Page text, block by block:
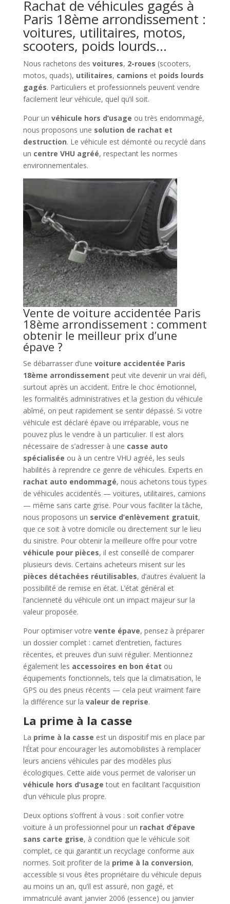
Rachat de véhicules gagés à
Paris 18ème arrondissement :
voitures, utilitaires, motos,
scooters, poids lourds…
Nous rachetons des voitures, 2-roues (scooters,
motos, quads), utilitaires, camions et poids lourds
gagés. Particuliers et professionnels peuvent vendre
facilement leur véhicule, quel qu’il soit.
Pour un véhicule hors d’usage ou très endommagé,
nous proposons une solution de rachat et
destruction. Le véhicule est démonté ou recyclé dans
un centre VHU agréé, respectant les normes
environnementales.
Vente de voiture accidentée Paris
18ème arrondissement : comment
obtenir le meilleur prix d’une
épave ?
Se débarrasser d’une voiture accidentée Paris
18ème arrondissement peut vite devenir un vrai défi,
surtout après un accident. Entre le choc émotionnel,
les formalités administratives et la gestion du véhicule
abîmé, on peut rapidement se sentir dépassé. Si votre
véhicule est déclaré épave ou irréparable, vous ne
pouvez plus le vendre à un particulier. Il est alors
nécessaire de s’adresser à une casse auto
spécialisée ou à un centre VHU agréé, les seuls
habilités à reprendre ce genre de véhicules. Experts en
rachat auto endommagé, nous achetons tous types
de véhicules accidentés — voitures, utilitaires, camions
— même sans carte grise. Pour vous faciliter la tâche,
nous proposons un service d’enlèvement gratuit,
que ce soit à votre domicile ou directement sur le lieu
du sinistre. Pour obtenir la meilleure offre pour votre
véhicule pour pièces, il est conseillé de comparer
plusieurs devis. Certains acheteurs misent sur les
pièces détachées réutilisables, d’autres évaluent la
possibilité de remise en état. L’état général et
l’ancienneté du véhicule ont un impact majeur sur la
valeur proposée.
Pour optimiser votre vente épave, pensez à préparer
un dossier complet : carnet d’entretien, factures
récentes, et preuves d’un suivi régulier. Mentionnez
également les accessoires en bon état ou
équipements fonctionnels, tels que la climatisation, le
GPS ou des pneus récents — cela peut vraiment faire
la différence sur la valeur de reprise.
La prime à la casse
La prime à la casse est un dispositif mis en place par
l’État pour encourager les automobilistes à remplacer
leurs anciens véhicules par des modèles plus
écologiques. Cette aide vous permet de valoriser un
véhicule hors d’usage tout en facilitant l’acquisition
d’un véhicule plus propre.
Deux options s’offrent à vous : soit confier votre
voiture à un professionnel pour un rachat d’épave
sans carte grise, à condition que le véhicule soit
complet, ce qui garantit un recyclage conforme aux
normes. Soit profiter de la prime à la conversion,
accessible si vous êtes propriétaire du véhicule depuis
au moins un an, qu’il est assuré, non gagé, et
immatriculé avant janvier 2006 (essence) ou janvier